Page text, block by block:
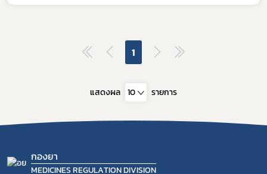
1
แสดงผล 10 รายการ
กองยา
MEDICINES REGULATION DIVISION